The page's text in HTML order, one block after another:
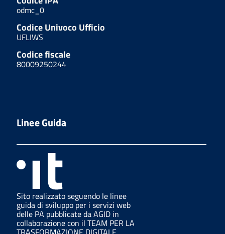
odmc_0
Codice Univoco Ufficio
UFLIWS
Codice fiscale
80009250244
Linee Guida
Sito realizzato seguendo le linee
guida di sviluppo per i servizi web
delle PA pubblicate da AGID in
collaborazione con il TEAM PER LA